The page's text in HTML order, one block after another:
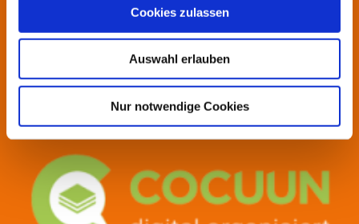
Cookies zulassen
Auswahl erlauben
Nur notwendige Cookies